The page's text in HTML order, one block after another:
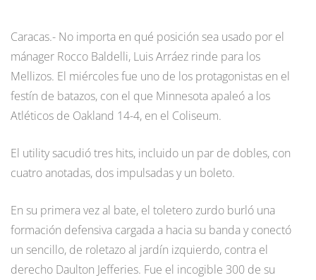
Caracas.- No importa en qué posición sea usado por el
mánager Rocco Baldelli, Luis Arráez rinde para los
Mellizos. El miércoles fue uno de los protagonistas en el
festín de batazos, con el que Minnesota apaleó a los
Atléticos de Oakland 14-4, en el Coliseum.
El utility sacudió tres hits, incluido un par de dobles, con
cuatro anotadas, dos impulsadas y un boleto.
En su primera vez al bate, el toletero zurdo burló una
formación defensiva cargada a hacia su banda y conectó
un sencillo, de roletazo al jardín izquierdo, contra el
derecho Daulton Jefferies. Fue el incogible 300 de su